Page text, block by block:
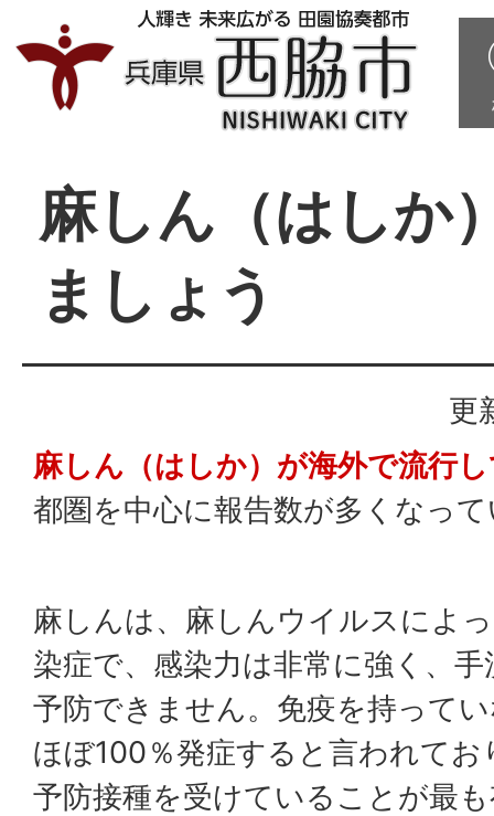
麻しん（はしか
ましょう
更
麻しん（はしか）が海外で流行
都圏を中心に報告数が多くなっ
麻しんは、麻しんウイルスによ
染症で、感染力は非常に強く、
予防できません。免疫を持って
ほぼ100％発症すると言われて
予防接種を受けていることが最